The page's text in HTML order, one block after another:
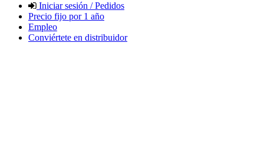
Iniciar sesión / Pedidos
Precio fijo por 1 año
Empleo
Conviértete en distribuidor